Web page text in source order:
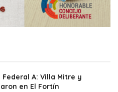
A: Villa Mitre y
en El Fortín